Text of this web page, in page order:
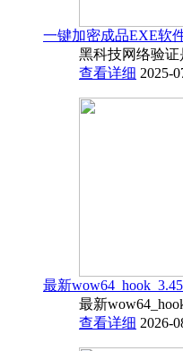
一键加密成品EXE软
黑科技网络验
查看详细 2025-
最新
最新
查看详细 2026-